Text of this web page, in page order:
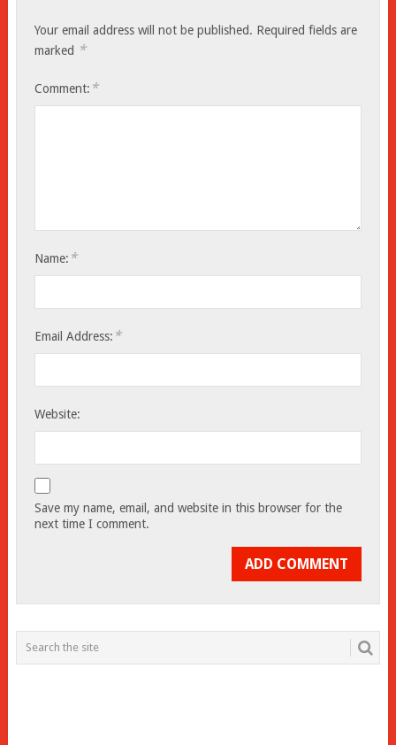
Your email address will not be published. Required fields are
marked *
Comment: *
Name: *
Email Address: *
Website:
Save my name, email, and website in this browser for the
next time I comment.